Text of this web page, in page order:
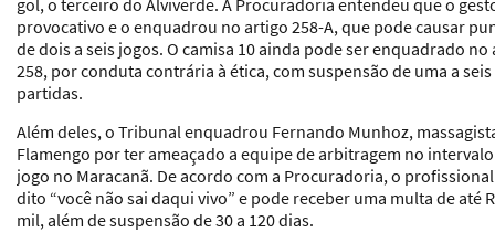
provocativo e o enquadrou no artigo 258-A, que pode causar
de dois a seis jogos. O camisa 10 ainda pode ser enquadrado no
258, por conduta contrária à ética, com suspensão de uma a seis
partidas.
Além deles, o Tribunal enquadrou Fernando Munhoz,
Flamengo por ter ameaçado a equipe de arbitragem no
jogo no Maracanã. De acordo com a Procuradoria, o
dito “você não sai daqui vivo” e pode receber uma multa de até
mil, além de suspensão de 30 a 120 dias.